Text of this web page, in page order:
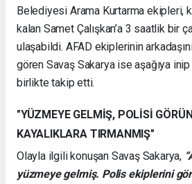
Belediyesi Arama Kurtarma ekipleri,
kalan Samet Çalışkan’a 3 saatlik bir
ulaşabildi. AFAD ekiplerinin
gören Savaş Sakarya ise aşağıya
birlikte takip etti.
"YÜZMEYE GELMİŞ, POLİSİ
KAYALIKLARA TIRMANMIŞ"
Olayla ilgili konuşan Savaş Sakarya,
yüzmeye gelmiş. Polis ekiplerini